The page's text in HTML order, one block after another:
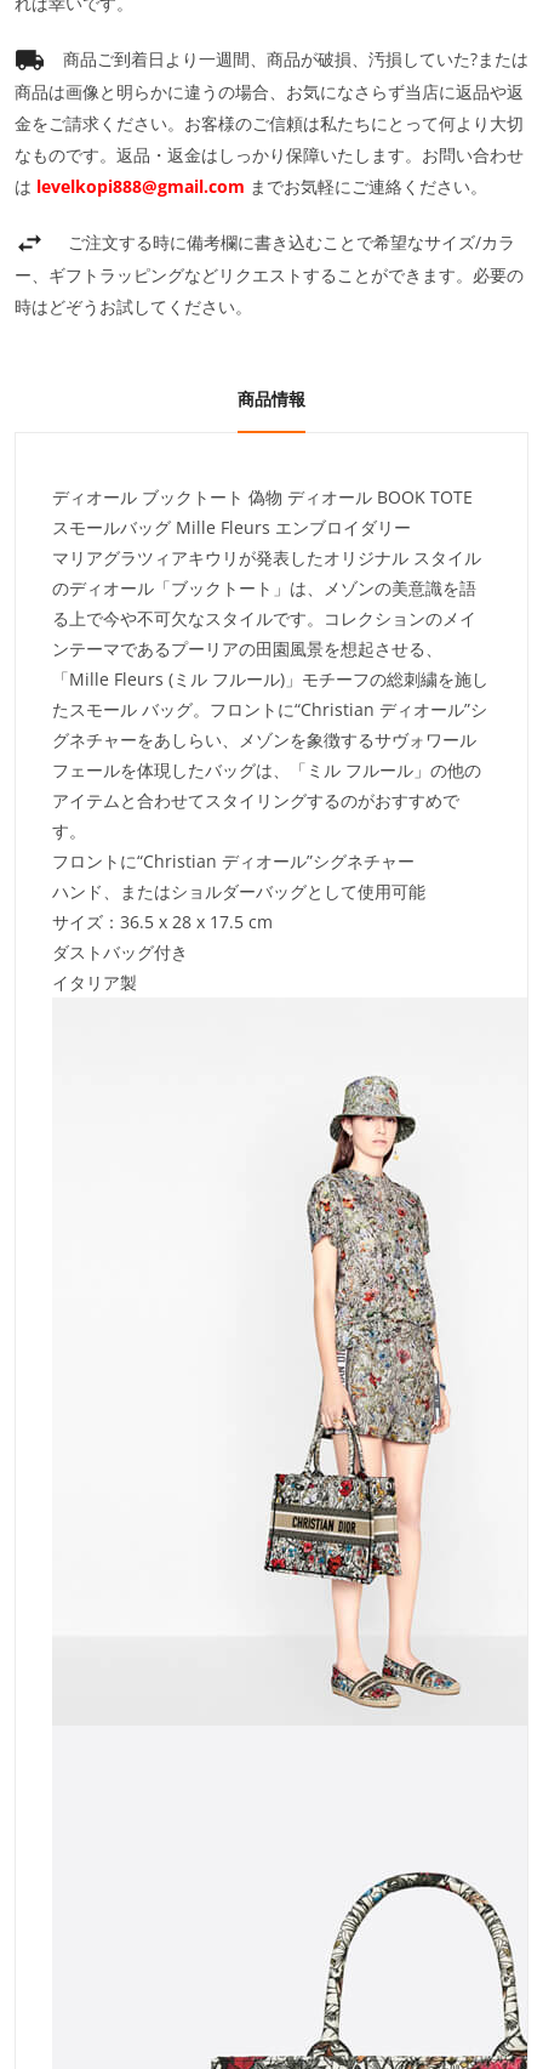
商品ご到着日より一週間、商品が破損、汚損していた?または
商品は画像と明らかに違うの場合、お気になさらず当店に返品や返
金をご請求ください。お客様のご信頼は私たちにとって何より大切
なものです。返品・返金はしっかり保障いたします。お問い合わせ
は levelkopi888@gmail.com までお気軽にご連絡ください。
ご注文する時に備考欄に書き込むことで希望なサイズ/カラ
ー、ギフトラッピングなどリクエストすることができます。必要の
時はどぞうお試してください。
商品情報
ディオール ブックトート 偽物 ディオール BOOK TOTE
スモールバッグ Mille Fleurs エンブロイダリー
マリアグラツィアキウリが発表したオリジナル スタイル
のディオール「ブックトート」は、メゾンの美意識を語
る上で今や不可欠なスタイルです。コレクションのメイ
ンテーマであるプーリアの田園風景を想起させる、
「Mille Fleurs (ミル フルール)」モチーフの総刺繍を施し
たスモール バッグ。フロントに“Christian ディオール”シ
グネチャーをあしらい、メゾンを象徴するサヴォワール
フェールを体現したバッグは、「ミル フルール」の他の
アイテムと合わせてスタイリングするのがおすすめで
す。
フロントに“Christian ディオール”シグネチャー
ハンド、またはショルダーバッグとして使用可能
サイズ：36.5 x 28 x 17.5 cm
ダストバッグ付き
イタリア製